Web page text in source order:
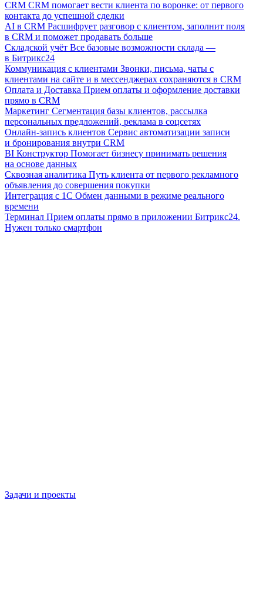
CRM CRM помогает вести клиента по воронке: от первого
контакта до успешной сделки
AI в CRM Расшифрует разговор с клиентом, заполнит поля
в CRM и поможет продавать больше
Складской учёт Все базовые возможности склада —
в Битрикс24
Коммуникация с клиентами Звонки, письма, чаты с
клиентами на сайте и в мессенджерах сохраняются в CRM
Оплата и Доставка Прием оплаты и оформление доставки
прямо в CRM
Маркетинг Сегментация базы клиентов, рассылка
персональных предложений, реклама в соцсетях
Онлайн-запись клиентов Сервис автоматизации записи
и бронирования внутри CRM
BI Конструктор Помогает бизнесу принимать решения
на основе данных
Сквозная аналитика Путь клиента от первого рекламного
объявления до совершения покупки
Интеграция с 1С Обмен данными в режиме реального
времени
Терминал Прием оплаты прямо в приложении Битрикс24.
Нужен только смартфон
Задачи и проекты